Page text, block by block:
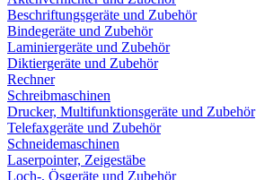
Beschriftungsgeräte und Zubehör
Bindegeräte und Zubehör
Laminiergeräte und Zubehör
Diktiergeräte und Zubehör
Rechner
Schreibmaschinen
Drucker, Multifunktionsgeräte und Zubehör
Telefaxgeräte und Zubehör
Schneidemaschinen
Laserpointer, Zeigestäbe
Loch-, Ösgeräte und Zubehör